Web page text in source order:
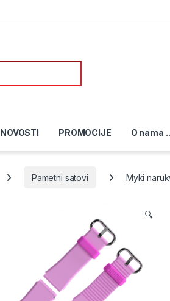
NOVOSTI PROMOCIJE O nama
Pametni satovi Myki
🔍